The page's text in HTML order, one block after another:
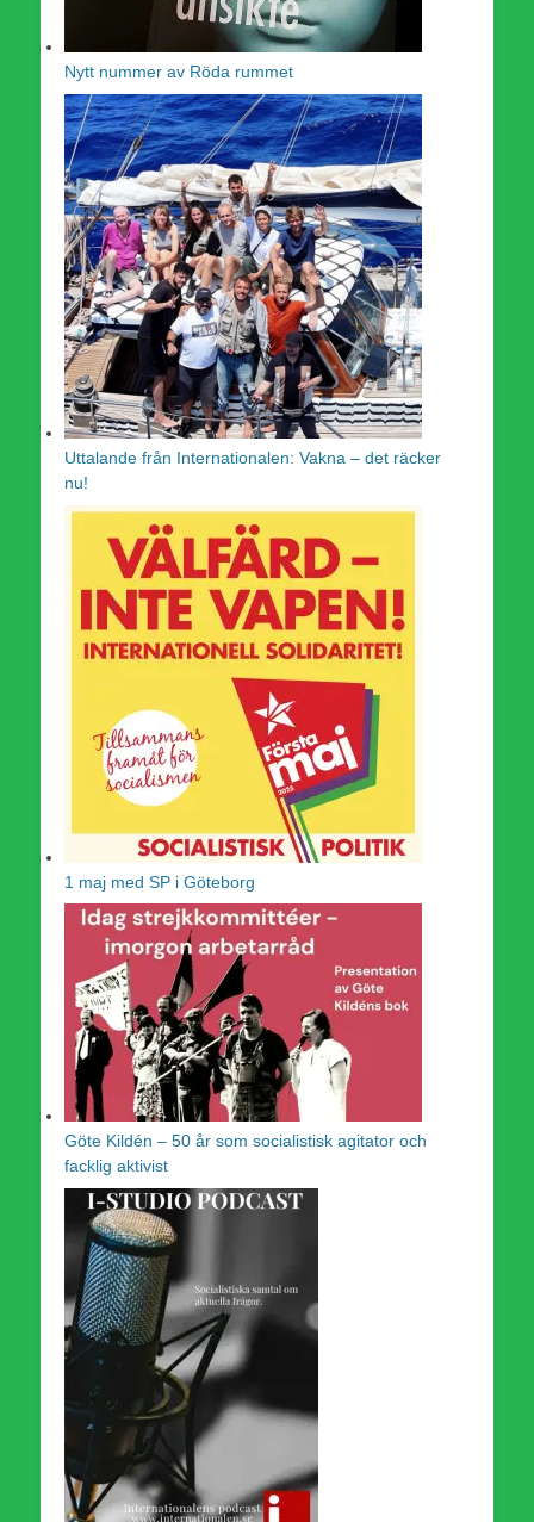
Nytt nummer av Röda rummet
Uttalande från Internationalen: Vakna – det räcker
nu!
1 maj med SP i Göteborg
Göte Kildén – 50 år som socialistisk agitator och
facklig aktivist